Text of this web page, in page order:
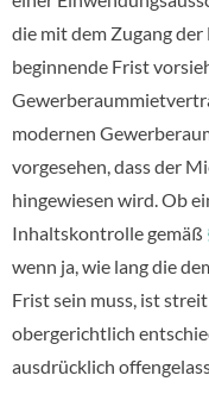
die mit dem Zugang
beginnende Frist
modernen
vorgesehen, dass der
hingewiesen wird. Ob
Inhaltskontrolle gemäß
wenn ja, wie lang die
Frist sein muss, ist
obergerichtlich
ausdrücklich